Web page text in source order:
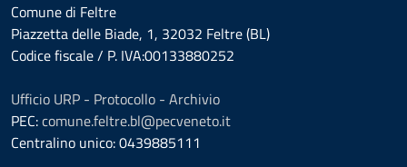
Comune di Feltre
Piazzetta delle Biade, 1, 32032 Feltre (BL)
Codice fiscale / P. IVA:00133880252
Ufficio URP - Protocollo - Archivio
PEC:comune.feltre.bl@pecveneto.it
Centralino unico: 0439885111